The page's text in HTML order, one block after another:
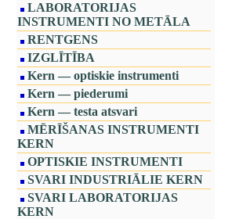
LABORATORIJAS
INSTRUMENTI NO METĀLA
RENTGENS
IZGLĪTĪBA
Kern — optiskie instrumenti
Kern — piederumi
Kern — testa atsvari
MĒRĪŠANAS INSTRUMENTI
KERN
OPTISKIE INSTRUMENTI
SVARI INDUSTRIĀLIE KERN
SVARI LABORATORIJAS
KERN